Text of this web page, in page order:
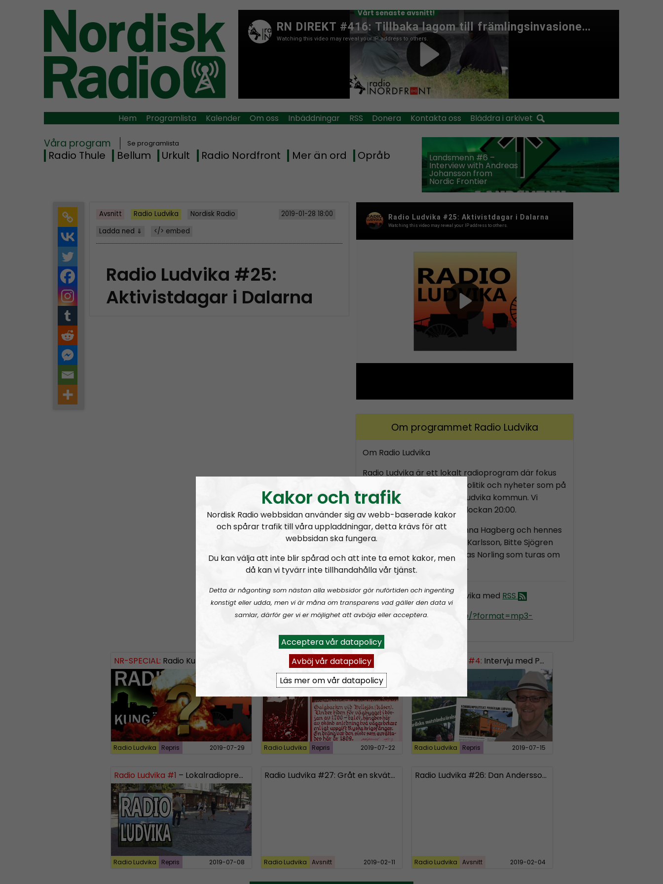
Vårt senaste avsnitt!
Hem Programlista Kalender Om oss Inbäddningar RSS Donera Kontakta oss Bläddra i arkivet
Våra program Se programlista
Radio Thule Bellum Urkult Radio Nordfront Mer än ord Opråb Landsmenn #6 –
Interview with Andreas
Johansson from
Nordic Frontier
Avsnitt Radio Ludvika Nordisk Radio
2019-01-28 18:00
Ladda ned ⇓
</> embed
Radio Ludvika #25:
Aktivistdagar i Dalarna
Om programmet Radio Ludvika
Om Radio Ludvika
Radio Ludvika är ett lokalt radioprogram där fokus
framförallt ligger på lokalpolitik och nyheter som på
ett eller annat sätt berör Ludvika kommun. Vi
sänder live på måndagar klockan 20:00.
Programmet leds av Johanna Hagberg och hennes
fasta medarbetare Emma Karlsson, Bitte Sjögren
samt Pär Sjögren och Nicklas Norling som turas om
att vara med i varje avsnitt.
Prenumerera på Radio Ludvika med RSS
RSS:https://nordiskradio.se/?format=mp3-
NR-SPECIAL: Radio Kungälv och Radio Ludvika samkör – viktiga nyheter!
Radio Ludvika Repris 2019-07-29
Radio Ludvika #19:Centrumdöden, Galgbacken och hemlig aktivitet!
Radio Ludvika Repris 2019-07-22
Radio Ludvika #4: Intervju med Pär Öberg
Radio Ludvika Repris 2019-07-15
Radio Ludvika #1 – Lokalradiopremiär för Ludvika!
Radio Ludvika Repris 2019-07-08
Radio Ludvika #27: Gråt en skvätt så får du dela ut pris på böggala
Radio Ludvika Avsnitt 2019-02-11
Radio Ludvika #26: Dan Andersson, Mynttorget och hycklande Spendrups
Radio Ludvika Avsnitt 2019-02-04
Kakor och trafik
Nordisk Radio webbsidan använder sig av webb-baserade kakor
och spårar trafik till våra uppladdningar, detta krävs för att
webbsidan ska fungera.
Du kan välja att inte blir spårad och att inte ta emot kakor, men
då kan vi tyvärr inte tillhandahålla vår tjänst.
Detta är någonting som nästan alla webbsidor gör nuförtiden och ingenting
konstigt eller udda, men vi är måna om transparens vad gäller den data vi
samlar, därför ger vi er möjlighet att avböja eller acceptera.
Acceptera vår datapolicy
Avböj vår datapolicy
Läs mer om vår datapolicy